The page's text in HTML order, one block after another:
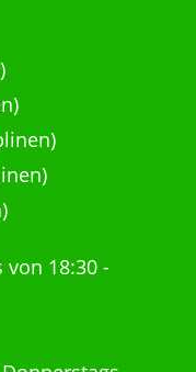
von 18:30 -